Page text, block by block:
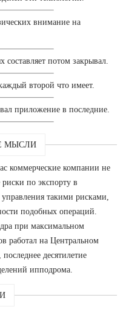
внимание на
потом закрывал.
второй что имеет.
приложение в последние.
МЫСЛИ
коммерческие компании не
по экспорту в
такими рисками,
подобных операций.
при максимальном
работал на Центральном
десятилетие
ипподрома.